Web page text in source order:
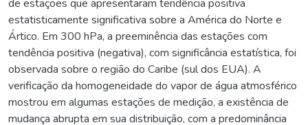
de estações que apresentaram tendência positiva
estatisticamente significativa sobre a América do Norte e
Ártico. Em 300 hPa, a preeminência das estações com
tendência positiva (negativa), com significância estatística, foi
observada sobre o região do Caribe (sul dos EUA). A
verificação da homogeneidade do vapor de água atmosférico
mostrou em algumas estações de medição, a existência de
mudança abrupta em sua distribuição, com a predominância